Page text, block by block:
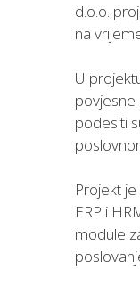
d.o.o.
na
U
povjesne
podesiti
Projekt
ERP i
module